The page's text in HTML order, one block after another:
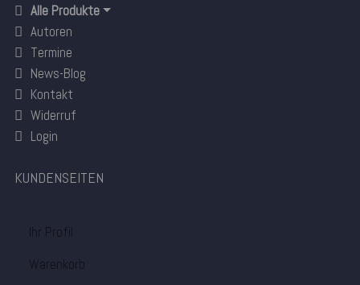
Alle Produkte
Autoren
Termine
News-Blog
Kontakt
Widerruf
Login
KUNDENSEITEN
Ihr Profil
Warenkorb